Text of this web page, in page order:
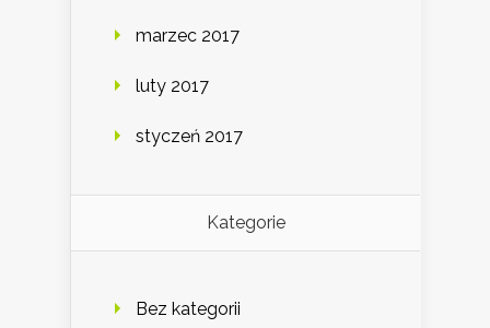
marzec 2017
luty 2017
styczeń 2017
Kategorie
Bez kategorii